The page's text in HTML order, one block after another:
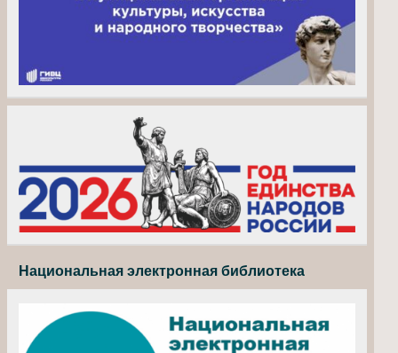
Национальная электронная библиотека